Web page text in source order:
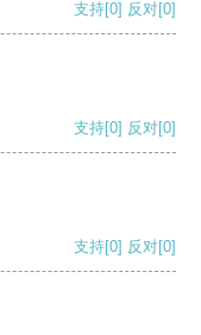
支持[0] 反对[0]
支持[0] 反对[0]
支持[0] 反对[0]